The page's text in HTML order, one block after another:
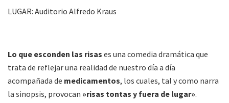
LUGAR: Auditorio Alfredo Kraus
Lo que esconden las risas es una comedia dramática que
trata de reflejar una realidad de nuestro día a día
acompañada de medicamentos, los cuales, tal y como narra
la sinopsis, provocan »risas tontas y fuera de lugar».